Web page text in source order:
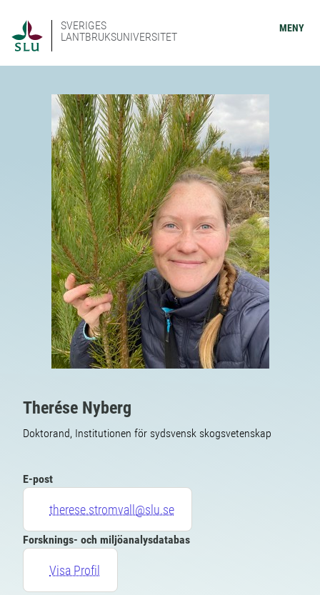
SVERIGES
LANTBRUKSUNIVERSITET
MENY
Therése Nyberg
Doktorand, Institutionen för sydsvensk skogsvetenskap
E-post
therese.stromvall@slu.se
Forsknings- och miljöanalysdatabas
Visa Profil